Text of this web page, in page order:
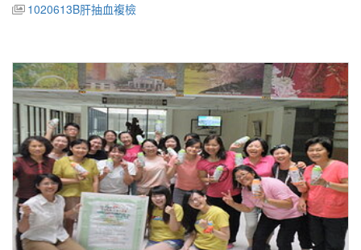
1020613B肝抽血複檢